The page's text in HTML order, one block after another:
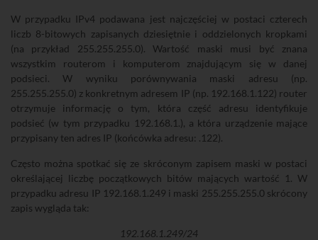
W przypadku IPv4 podawana jest najczęściej w postaci czterech
liczb 8-bitowych zapisanych dziesiętnie i oddzielonych kropkami
(na przykład 255.255.255.0). Wartość maski musi być znana
wszystkim routerom i komputerom znajdującym się w danej
podsieci. W wyniku porównywania maski adresu (np.
255.255.255.0) z konkretnym adresem IP (np. 192.168.1.122) router
otrzymuje informację o tym, która część adresu identyfikuje
podsieć (w tym przypadku 192.168.1.), a która urządzenie mające
przypisany ten adres IP (końcówka adresu: .122).
Często można spotkać się ze skróconym zapisem maski w postaci
określającej liczbę początkowych bitów mających wartość 1. W
przypadku adresu IP 192.168.1.249 i maski 255.255.255.0 skrócony
zapis wygląda tak:
192.168.1.249/24